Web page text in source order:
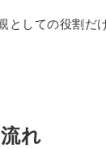
としての役割だ
れ